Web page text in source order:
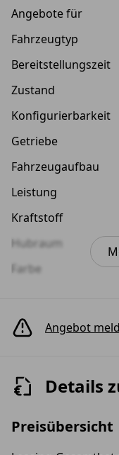
Angebote für
Fahrzeugtyp
Bereitstellungszeit
Zustand
Konfigurierbarkeit
Getriebe
Fahrzeugaufbau
Leistung
Kraftstoff
Hubraum
Farbe
Anzahl der Türen
Angebot
Details
Preisübersicht